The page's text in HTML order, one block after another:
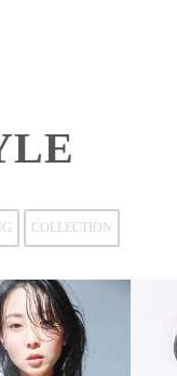
COLLECTION